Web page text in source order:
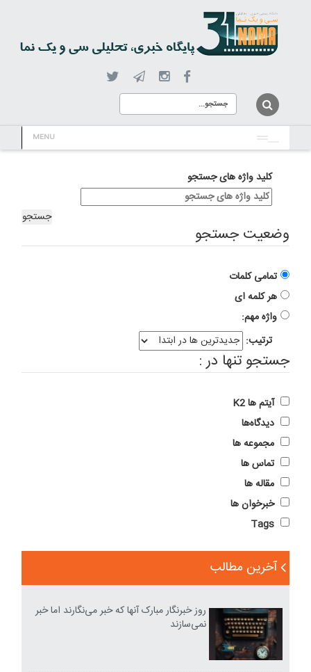
MENU
کلید واژه های جستجو
جستجو
وضعیت جستجو
تمامی کلمات
هر کلمه ای
واژه مهم:
ترتیب:
جستجو تنها در :
آیتم ها K2
تماس ها
خبرخوان ها
آخرین مطالب
روز خبرنگار مبارک آنها که خبر می‌نگارند اما خبر
نمی‌سازند